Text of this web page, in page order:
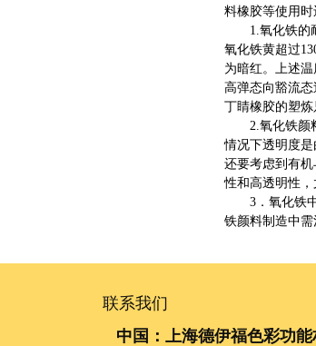
料橡胶等使用时
1.氧化铁的
氧化铁黄超过
为暗红。上述
高弹态向豁流
丁睛橡胶的塑炼
2.氧化铁颜
情况下透明度
还要考虑到有
性和高透明性，
3．氧化铁
铁颜料制造中
联系我们
中国：上海德伊福色彩功能